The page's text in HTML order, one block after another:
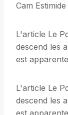
Cam
L'article Le
descend les
est
L'article Le
descend les